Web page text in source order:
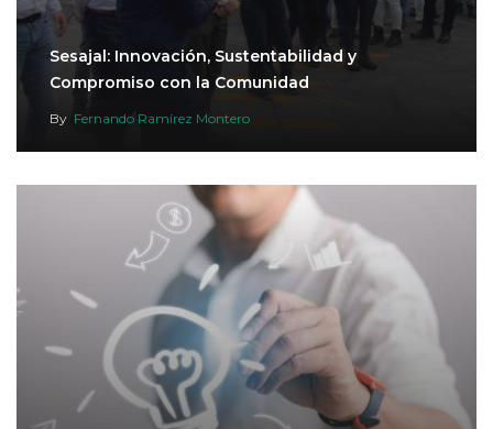
Sesajal: Innovación, Sustentabilidad y
Compromiso con la Comunidad
By Fernando Ramírez Montero